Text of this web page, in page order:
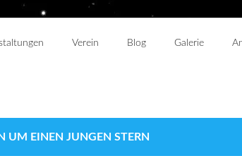
Verein Blog Galerie
UM EINEN JUNGEN STERN